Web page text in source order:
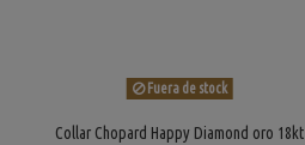
Fuera de stock
Collar Chopard Happy Diamond oro 18kt